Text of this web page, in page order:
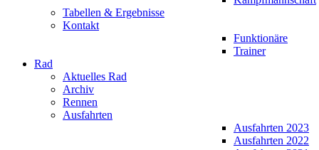
Tabellen & Ergebnisse
Kontakt
Funktionäre
Trainer
Rad
Aktuelles Rad
Archiv
Rennen
Ausfahrten
Ausfahrten 2023
Ausfahrten 2022